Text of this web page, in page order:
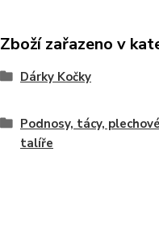
Zboží zařazeno v
Dárky Kočky
Podnosy, tácy, plechové
talíře